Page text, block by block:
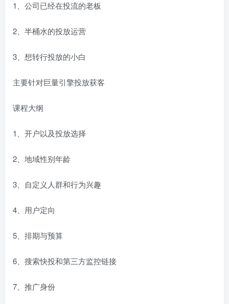
1、公司已经在投流的老板
2、半桶水的投放运营
3、想转行投放的小白
主要针对巨量引擎投放获客
课程大纲
1、开户以及投放选择
2、地域性别年龄
3、自定义人群和行为兴趣
4、用户定向
5、排期与预算
6、搜索快投和第三方监控链接
7、推广身份